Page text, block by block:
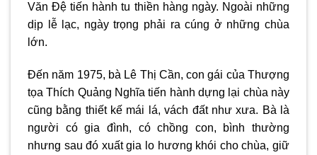
Văn Đệ tiến hành tu thiền hàng ngày. Ngoài những
dịp lễ lạc, ngày trọng phải ra cúng ở những chùa
lớn.
Đến năm 1975, bà Lê Thị Cần, con gái của Thượng
tọa Thích Quảng Nghĩa tiến hành dựng lại chùa này
cũng bằng thiết kế mái lá, vách đất như xưa. Bà là
người có gia đình, có chồng con, bình thường
nhưng sau đó xuất gia lo hương khói cho chùa, giữ